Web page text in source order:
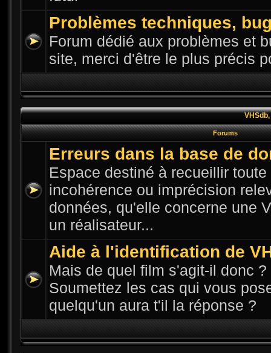
Problèmes techniques,
Forum dédié aux problèmes et
site, merci d'être le plus précis
Forums
Erreurs dans la base de
Espace destiné à recueillir
incohérence ou imprécision
données, qu'elle concerne une
un réalisateur...
Aide à l'identification de
Mais de quel film s'agit-il donc
Soumettez les cas qui vous
quelqu'un aura t'il la réponse ?